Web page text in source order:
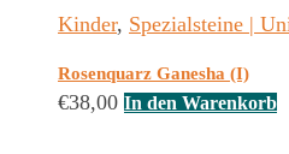
Kinder, Spezialsteine |
Rosenquarz Ganesha (I)
€38,00 In den Warenkorb